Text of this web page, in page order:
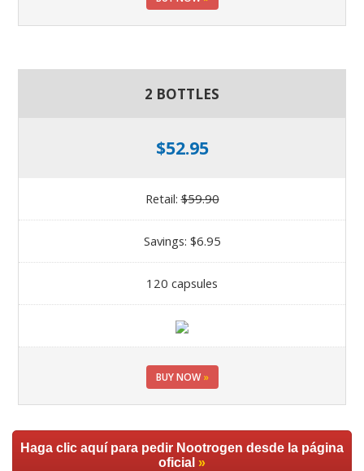
2 BOTTLES
$52.95
Retail:$59.90
Savings: $6.95
120 capsules
BUY NOW »
Haga clic aquí para pedir Nootrogen desde la página
oficial »